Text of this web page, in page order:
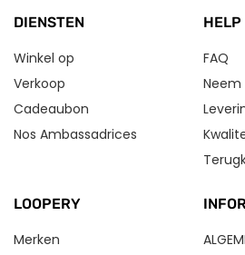
DIENSTEN
Winkel op
Verkoop
Cadeaubon
Nos Ambassadrices
HELP
FAQ
LOOPERY
Merken